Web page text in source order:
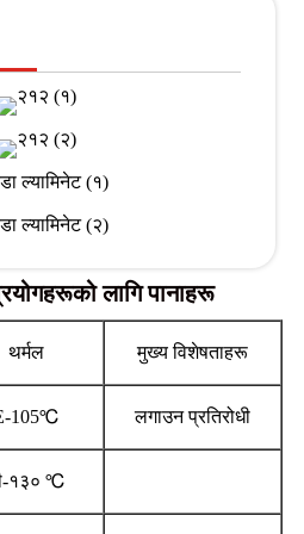
लागि पानाहरू
थर्मल मुख्य विशेषताहरू
105℃ लगाउन प्रतिरोधी
१३० ℃